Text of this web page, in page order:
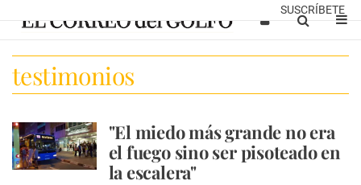
SUSCRÍBETE
testimonios
"El miedo más grande no era
el fuego sino ser pisoteado en
la escalera"